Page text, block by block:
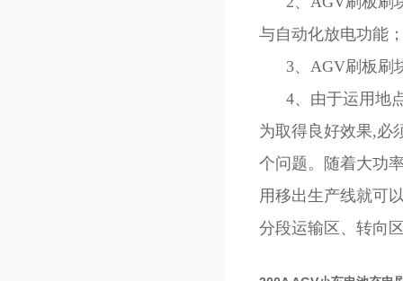
与自动化放电功能
3、AGV刷板刷
4、由于运用地
为取得良好效果,必
个问题。随着大功
用移出生产线就可
分段运输区、转向